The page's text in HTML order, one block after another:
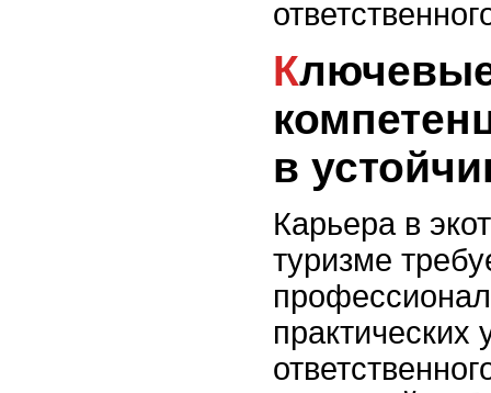
Ключевые навыки и
в
Карьера в
туризме
практических